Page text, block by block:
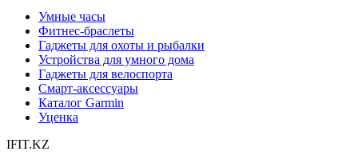
Умные часы
Фитнес-браслеты
Гаджеты для охоты и рыбалки
Устройства для умного дома
Гаджеты для велоспорта
Смарт-аксессуары
Каталог Garmin
Уценка
IFIT.KZ